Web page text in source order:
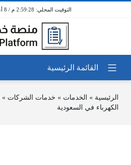
2:59:28 م / 8 أغسطس 2026
الرئيسية » الخدمات » خدمات الشركات »
الكهرباء في السعودية